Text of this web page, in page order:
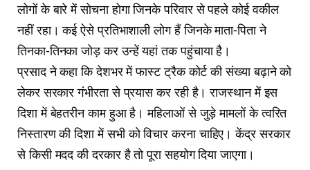
लोगों के बारे में सोचना होगा जिनके परिवार से पहले कोई वकील
नहीं रहा। कई ऐसे प्रतिभाशाली लोग हैं जिनके माता-पिता ने
तिनका-तिनका जोड़ कर उन्हें यहां तक पहुंचाया है।
प्रसाद ने कहा कि देशभर में फास्ट ट्रैक कोर्ट की संख्या बढ़ाने को
लेकर सरकार गंभीरता से प्रयास कर रही है। राजस्थान में इस
दिशा में बेहतरीन काम हुआ है। महिलाओं से जुड़े मामलों के त्वरित
निस्तारण की दिशा में सभी को विचार करना चाहिए। केंद्र सरकार
से किसी मदद की दरकार है तो पूरा सहयोग दिया जाएगा।